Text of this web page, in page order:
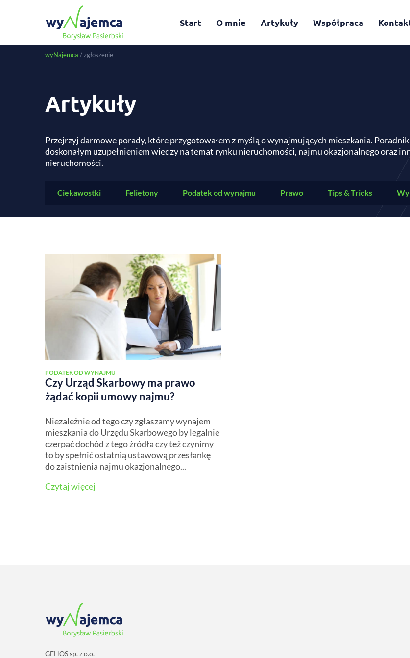
Start O mnie Artykuły Współpraca
wyNajemca /zgłoszenie
Artykuły
Przejrzyj darmowe porady, które przygotowałem z myślą o wynajmujących mieszkania.
doskonałym uzupełnieniem wiedzy na temat rynku nieruchomości, najmu okazjonalnego oraz
nieruchomości.
Ciekawostki Felietony Podatek od wynajmu Prawo Tips & Tricks
PODATEK OD WYNAJMU
Czy Urząd Skarbowy ma prawo
żądać kopii umowy najmu?
Niezależnie od tego czy zgłaszamy wynajem
mieszkania do Urzędu Skarbowego by legalnie
czerpać dochód z tego źródła czy też czynimy
to by spełnić ostatnią ustawową przesłankę
do zaistnienia najmu okazjonalnego...
Czytaj więcej
GEHOS sp. z o.o.